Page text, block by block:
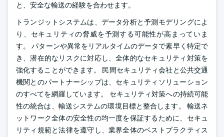
と、安全な輸送の経験を合わせます。
トランジットシステムは、データ分析と予測モデリングによ
り、セキュリティの脅威を予測する可能性が高まっていま
す。 パターンや異常をリアルタイムのデータで素早く特定で
き、潜在的なリスクに対応し、全体的なセキュリティ対策を
強化することができます。 民間セキュリティ会社と公共交通
機関とのパートナーシップは、セキュリティソリューション
のすべてを網羅しています。 セキュリティ対策への持続可能
性の統合は、輸送システムの環境目標と整合します。 輸送ネ
ットワーク全体の安全性の均一度を保証するために、セキュ
リティ規範と法律を遵守し、業界全体のベストプラクティス